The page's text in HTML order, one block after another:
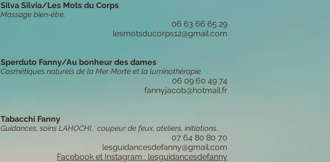
Silva Silvia/Les Mots du Corps
Massage bien-être.
06 63 66 65 29
lesmotsducorps12@gmail.com
Sperduto Fanny/Au bonheur des dames
Cosmétiques naturels de la Mer Morte et la luminothérapie.
06 09 60 49 74
fannyjacob@hotmail.fr
Tabacchi Fanny
Guidances, soins LAHOCHI, coupeur de feux, ateliers, initiations.
07 64 80 80 70
lesguidancesdefanny@gmail.com
Facebook et Instagram : lesguidancesdefanny